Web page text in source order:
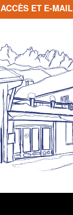
ACCÈS ET E-MAIL